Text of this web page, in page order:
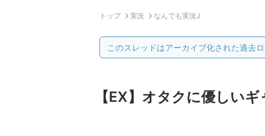
トップ 実況 なんでも実況J
このスレッドはアーカイブ化された過去ロ
【EX】オタクに優しい